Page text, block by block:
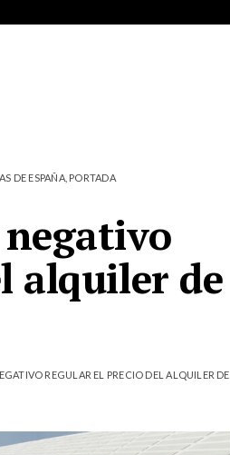
DE ESPAÑA, PORTADA
alquiler de
REGULAR EL PRECIO DEL ALQUILER DE